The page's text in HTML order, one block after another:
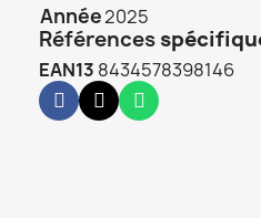
Année2025
Références
EAN13 8434578398146